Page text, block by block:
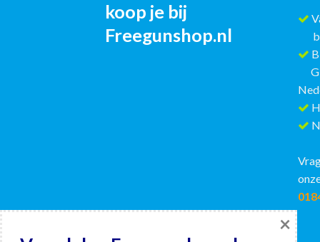
koop je bij
Freegunshop.nl
×